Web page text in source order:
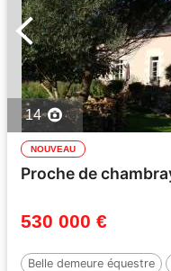
14
NOUVEAU
Proche de
530 000 €
Belle demeure équestre